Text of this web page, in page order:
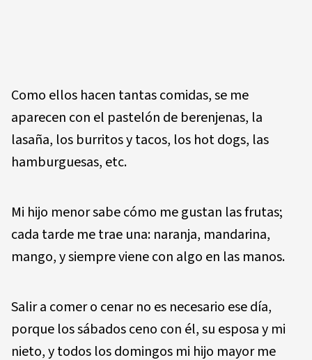
Como ellos hacen tantas comidas, se me
aparecen con el pastelón de berenjenas, la
lasaña, los burritos y tacos, los hot dogs, las
hamburguesas, etc.
Mi hijo menor sabe cómo me gustan las frutas;
cada tarde me trae una: naranja, mandarina,
mango, y siempre viene con algo en las manos.
Salir a comer o cenar no es necesario ese día,
porque los sábados ceno con él, su esposa y mi
nieto, y todos los domingos mi hijo mayor me